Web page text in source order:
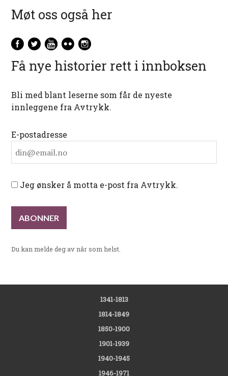
Møt oss også her
Få nye historier rett i innboksen
Bli med blant leserne som får de nyeste
innleggene fra Avtrykk.
E-postadresse
Jeg ønsker å motta e-post fra Avtrykk.
Du kan melde deg av når som helst.
1341-1813
1814-1849
1850-1900
1901-1939
1940-1945
1946-1971